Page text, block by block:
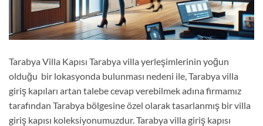
Tarabya Villa Kapısı Tarabya villa yerleşimlerinin yoğun
olduğu bir lokasyonda bulunması nedeni ile, Tarabya villa
giriş kapıları artan talebe cevap verebilmek adına firmamız
tarafından Tarabya bölgesine özel olarak tasarlanmış bir villa
giriş kapısı koleksiyonumuzdur. Tarabya villa giriş kapısı